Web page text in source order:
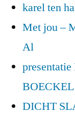
karel ten
Met jou –
Al
BOECKEL
DICHT